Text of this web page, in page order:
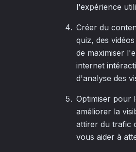
l'expérience
Créer du
quiz, des
de maximiser
internet
d'analyse des
Optimiser pour
améliorer la
attirer du trafic
vous aider à